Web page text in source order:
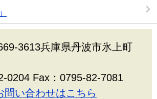
3613兵庫県丹波市氷上町
0204 Fax：0795-82-7081
問い合わせはこちら